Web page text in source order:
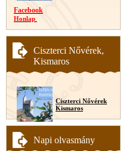
Facebook
Honlap
Ciszterci Nővérek,
Kismaros
Ciszterci Nővérek
Kismaros
Napi olvasmány